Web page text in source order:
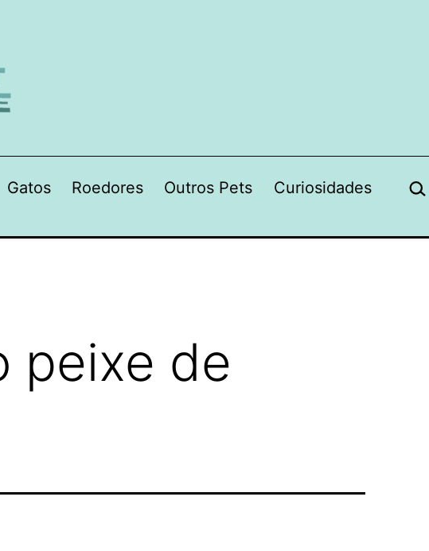
Gatos Roedores Outros Pets Curiosidades
peixe de